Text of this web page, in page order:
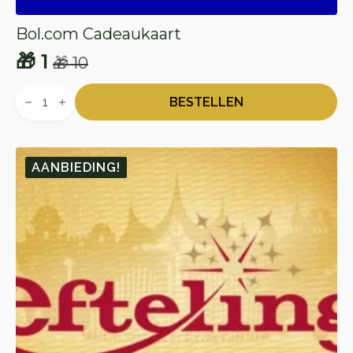
Bol.com Cadeaukaart
🎁10
Oorspronkelijke
prijs
🎁 10.
🎁 1
Huidige
prijs
🎁 1.
Cadeaukaart
BESTELLEN
AANBIEDING!